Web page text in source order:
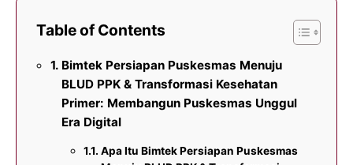
Table of Contents
Bimtek Persiapan Puskesmas Menuju
BLUD PPK & Transformasi Kesehatan
Primer: Membangun Puskesmas Unggul
Era Digital
Apa Itu Bimtek Persiapan Puskesmas